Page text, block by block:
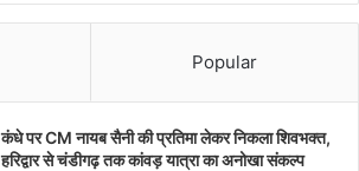
Popular
कंधे पर CM नायब सैनी की प्रतिमा लेकर निकला शिवभक्त,
हरिद्वार से चंडीगढ़ तक कांवड़ यात्रा का अनोखा संकल्प